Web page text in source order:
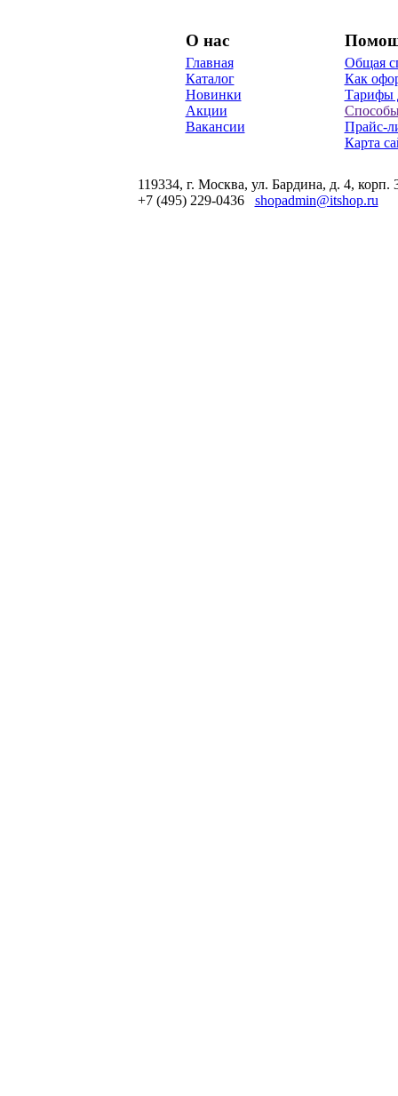
О нас
Главная
Каталог
Новинки
Акции
Вакансии
Общая
Как
Тарифы
Прайс-
Карта
119334, г. Москва, ул. Бардина, д. 4, корп.
+7 (495) 229-0436 shopadmin@itshop.ru